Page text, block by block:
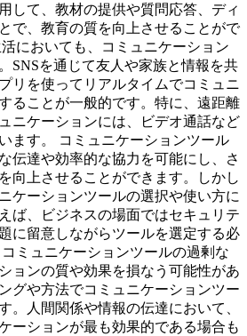
して、教材の提供や質問応答、ディ
で、教育の質を向上させることがで
においても、コミュニケーション
SNSを通じて友人や家族と情報を共
リを使ってリアルタイムでコミュニ
ることが一般的です。特に、遠距離
ニケーションには、ビデオ通話など
ます。 コミュニケーションツール
伝達や効率的な協力を可能にし、さ
向上させることができます。しかし
ケーションツールの選択や使い方に
ば、ビジネスの場面ではセキュリテ
に留意しながらツールを選定する必
ミュニケーションツールの過剰な
ョンの質や効果を損なう可能性があ
グや方法でコミュニケーションツー
。人間関係や情報の伝達において、
ーションが最も効果的である場合も